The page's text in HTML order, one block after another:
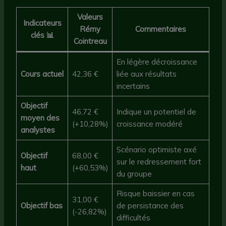
Indicateurs
clés 📊
Valeurs
Rémy
Cointreau
Commentaires
Cours actuel 42,36 €
En légère décroissance
liée aux résultats
incertains
Objectif
moyen des
analystes
46,72 €
(+10,28%)
Indique un potentiel de
croissance modéré
Objectif
haut
68,00 €
(+60,53%)
Scénario optimiste axé
sur le redressement fort
du groupe
Objectif bas
31,00 €
(-26,82%)
Risque baissier en cas
de persistance des
difficultés